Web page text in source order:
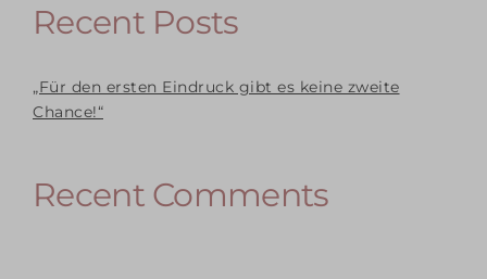
Recent Posts
„Für den ersten Eindruck gibt es keine zweite
Chance!“
Recent Comments